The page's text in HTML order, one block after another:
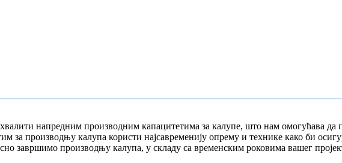
напредним производним капацитетима за калупе, што нам омогућава да
за производњу калупа користи најсавременију опрему и технике како би
завршимо производњу калупа, у складу са временским роковима вашег